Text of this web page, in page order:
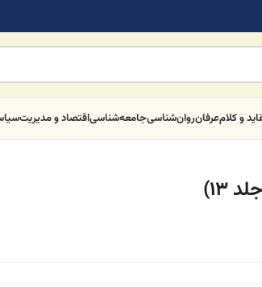
و کلامعرفانروان‌شناسیجامعه‌شناسیاقتصاد و مدیریت
۱۳)